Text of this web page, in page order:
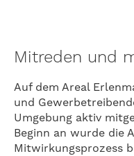
Mitreden und
Auf dem Areal
und
Umgebung aktiv
Beginn an wurde die
Mitwirkungsprozess